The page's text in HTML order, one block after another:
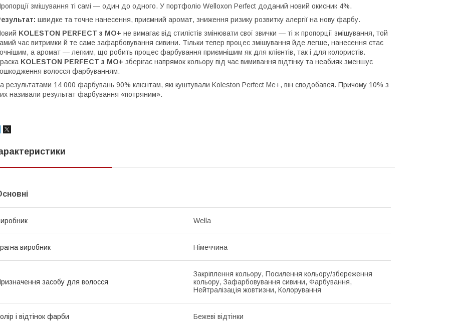
змішування ті самі — один до одного. У портфоліо Welloxon Perfect доданий новий окисник 4%.
швидке та точне нанесення, приємний аромат, зниження ризику розвитку алергії на нову фарбу.
KOLESTON PERFECT з МО+ не вимагає від стилістів змінювати свої звички — ті ж пропорції змішування, той
час витримки й те саме зафарбовування сивини. Тільки тепер процес змішування йде легше, нанесення стає
а аромат — легким, що робить процес фарбування приємнішим як для клієнтів, так і для колористів.
KOLESTON PERFECT з МО+ зберігає напрямок кольору під час вимивання відтінку та неабияк зменшує
волосся фарбуванням.
результатами 14 000 фарбувань 90% клієнтам, які куштували Koleston Perfect Me+, він сподобався. Причому 10% з
називали результат фарбування «потряним».
Wella
виробник Німеччина
засобу для волосся
Закріплення кольору, Посилення кольору/збереження
кольору, Зафарбовування сивини, Фарбування,
Нейтралізація жовтизни, Колорування
і відтінок фарби Бежеві відтінки